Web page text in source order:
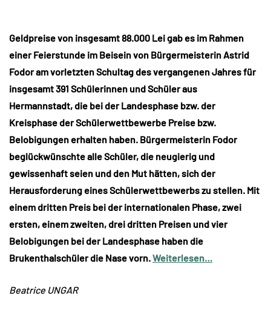
Geldpreise von insgesamt 88.000 Lei gab es im Rahmen
einer Feierstunde im Beisein von Bürgermeisterin Astrid
Fodor am vorletzten Schultag des vergangenen Jahres für
insgesamt 391 Schülerinnen und Schüler aus
Hermannstadt, die bei der Landesphase bzw. der
Kreisphase der Schülerwettbewerbe Preise bzw.
Belobigungen erhalten haben. Bürgermeisterin Fodor
beglückwünschte alle Schüler, die neugierig und
gewissenhaft seien und den Mut hätten, sich der
Herausforderung eines Schülerwettbewerbs zu stellen. Mit
einem dritten Preis bei der internationalen Phase, zwei
ersten, einem zweiten, drei dritten Preisen und vier
Belobigungen bei der Landesphase haben die
Brukenthalschüler die Nase vorn.Weiterlesen…
Beatrice UNGAR